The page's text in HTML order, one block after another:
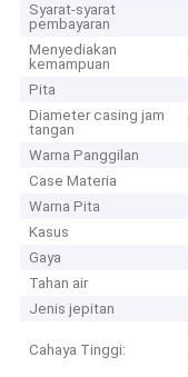
Syarat-syarat
pembayaran
Menyediakan
kemampuan
Pita
Diameter casing jam
tangan
Warna Panggilan
Case Materia
Warna Pita
Kasus
Gaya
Tahan air
Jenis jepitan
Cahaya Tinggi: